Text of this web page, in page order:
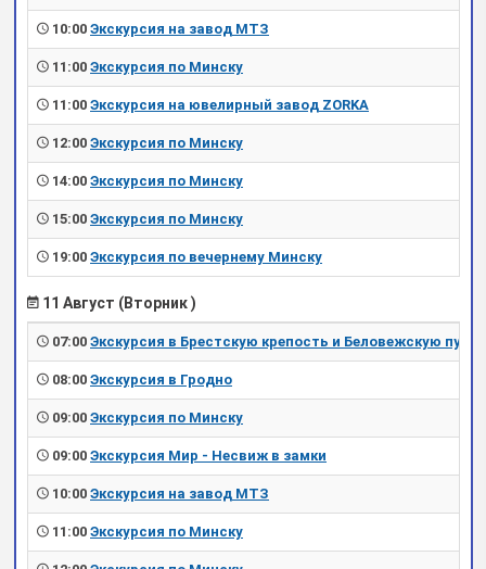
10:00 Экскурсия на завод МТЗ
11:00 Экскурсия по Минску
11:00 Экскурсия на ювелирный завод ZORKA
12:00 Экскурсия по Минску
14:00 Экскурсия по Минску
15:00 Экскурсия по Минску
19:00 Экскурсия по вечернему Минску
11 Август (Вторник )
07:00 Экскурсия в Брестскую крепость и Беловежскую пущу
08:00 Экскурсия в Гродно
09:00 Экскурсия по Минску
09:00 Экскурсия Мир - Несвиж в замки
10:00 Экскурсия на завод МТЗ
11:00 Экскурсия по Минску